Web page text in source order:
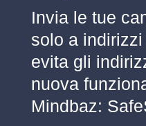
Invia le tue
solo a
evita gli
nuova
Mindbaz: